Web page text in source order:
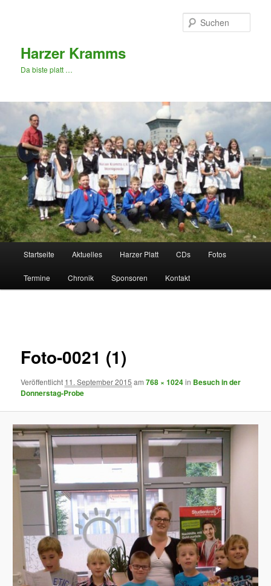
Harzer Kramms
Da biste platt …
Startseite Aktuelles Harzer Platt CDs Fotos
Termine Chronik Sponsoren Kontakt
Foto-0021 (1)
Veröffentlicht 11. September 2015 am768 × 1024in Besuch in der
Donnerstag-Probe